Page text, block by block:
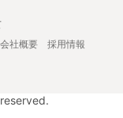
会社概要
採用情報